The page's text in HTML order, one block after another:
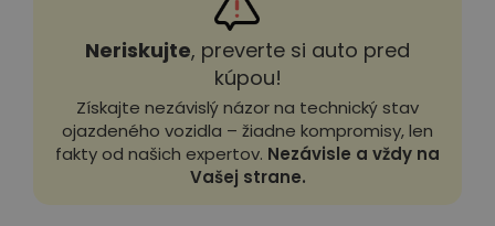
Neriskujte, preverte si auto pred
kúpou!
Získajte nezávislý názor na technický stav
ojazdeného vozidla – žiadne kompromisy, len
fakty od našich expertov. Nezávisle a vždy na
Vašej strane.